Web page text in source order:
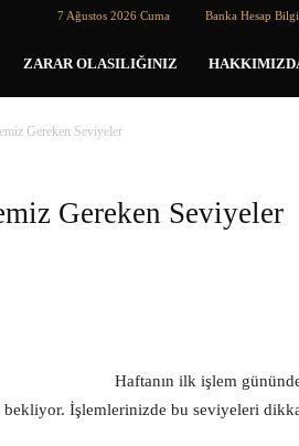
7 Ağustos 2026 Cuma Banka Hesap
Forex
Koçu
ZARAR OLASILIĞINIZ
Gereken Seviyeler
Gereken Seviyeler
Haftanın ilk işlem
bekliyor. İşlemlerinizde bu seviyeleri